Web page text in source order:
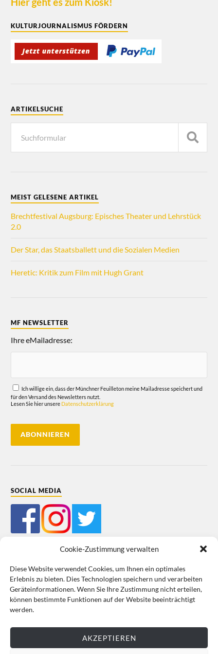
Cookie-Zustimmung verwalten
Diese Website verwendet Cookies, um Ihnen ein optimales
Erlebnis zu bieten. Dies Technologien speichern und verarbeiten
Geräteinformationen. Wenn Sie Ihre Zustimmung nicht erteilen,
können bestimmte Funktionen auf der Website beeinträchtigt
werden.
AKZEPTIEREN
KULTURJOURNALISMUS FÖRDERN
ARTIKELSUCHE
MEIST GELESENE ARTIKEL
Brechtfestival Augsburg: Episches Theater und Lehrstück
2.0
Der Star, das Staatsballett und die Sozialen Medien
Heretic: Kritik zum Film mit Hugh Grant
MF NEWSLETTER
Ihre eMailadresse:
Ich willige ein, dass der Münchner Feuilleton meine Mailadresse speichert und
für den Versand des Newsletters nutzt.
Lesen Sie hier unsere Datenschutzerklärung
SOCIAL MEDIA
Mein Bestellkonto Kundeninformationen Datenschutz
Cookie-Richtlinie (EU) Impressum
VERTRAG WIDERRUFEN